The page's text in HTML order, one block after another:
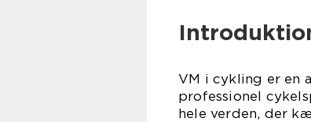
VM i cykling er en
professionel
hele verden, der